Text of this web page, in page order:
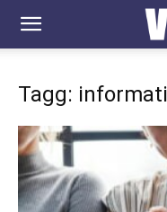
VAKEN.se
Tagg: